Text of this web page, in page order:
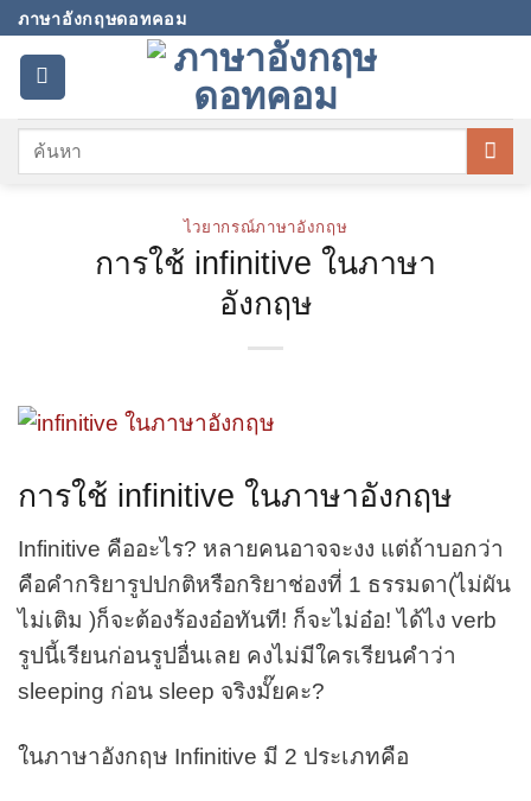
Skip
content
ภาษาอังกฤษดอทคอม
ไวยากรณ์ภาษาอังกฤษ
การใช้ infinitive ในภาษา
อังกฤษ
การใช้ infinitive ในภาษาอังกฤษ
Infinitive คืออะไร? หลายคนอาจจะงง แต่ถ้าบอกว่า
คือคำกริยารูปปกติหรือกริยาช่องที่ 1 ธรรมดา(ไม่ผัน
ไม่เติม )ก็จะต้องร้องอ๋อทันที! ก็จะไม่อ๋อ! ได้ไง verb
รูปนี้เรียนก่อนรูปอื่นเลย คงไม่มีใครเรียนคำว่า
sleeping ก่อน sleep จริงมั๊ยคะ?
ในภาษาอังกฤษ Infinitive มี 2 ประเภทคือ